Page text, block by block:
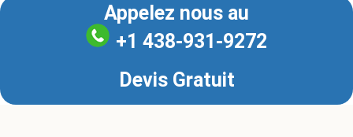
Appelez nous au
+1 438-931-9272
Devis Gratuit